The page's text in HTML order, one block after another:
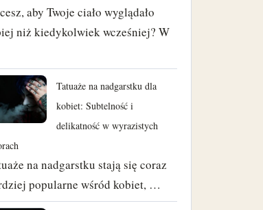
aby Twoje ciało wyglądało
niż kiedykolwiek wcześniej? W
Tatuaże na nadgarstku dla
kobiet: Subtelność i
delikatność w wyrazistych
na nadgarstku stają się coraz
popularne wśród kobiet, …